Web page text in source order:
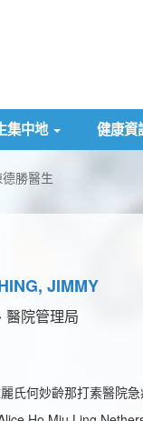
集中地 健康資
德勝醫生
JIMMY
醫院管理局
氏何妙齡那打素醫院